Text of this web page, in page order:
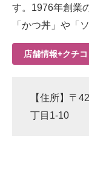
好きが集まる 比
経営リーダーのコ
す。1976年創業
「かつ丼」や「
店舗情報+クチ
【住所】〒
丁目1-10